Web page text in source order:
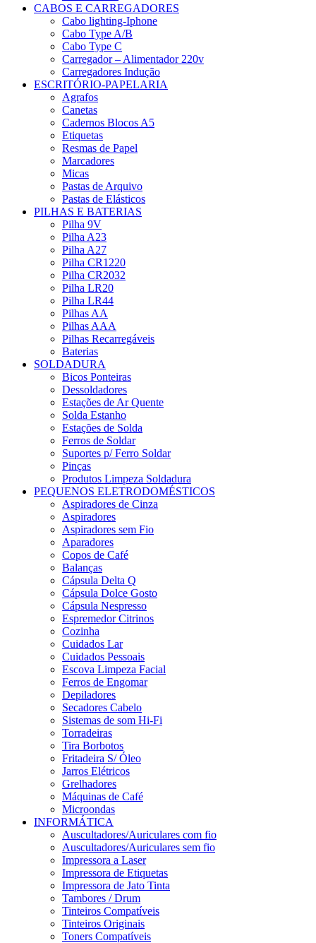
CABOS E CARREGADORES
Cabo lighting-Iphone
Cabo Type A/B
Cabo Type C
Carregador – Alimentador 220v
Carregadores Indução
ESCRITÓRIO-PAPELARIA
Agrafos
Canetas
Cadernos Blocos A5
Etiquetas
Resmas de Papel
Marcadores
Micas
Pastas de Arquivo
Pastas de Elásticos
PILHAS E BATERIAS
Pilha 9V
Pilha A23
Pilha A27
Pilha CR1220
Pilha CR2032
Pilha LR20
Pilha LR44
Pilhas AA
Pilhas AAA
Pilhas Recarregáveis
Baterias
SOLDADURA
Bicos Ponteiras
Dessoldadores
Estações de Ar Quente
Solda Estanho
Estações de Solda
Ferros de Soldar
Suportes p/ Ferro Soldar
Pinças
Produtos Limpeza Soldadura
PEQUENOS ELETRODOMÉSTICOS
Aspiradores de Cinza
Aspiradores
Aspiradores sem Fio
Aparadores
Copos de Café
Balanças
Cápsula Delta Q
Cápsula Dolce Gosto
Cápsula Nespresso
Espremedor Citrinos
Cozinha
Cuidados Lar
Cuidados Pessoais
Escova Limpeza Facial
Ferros de Engomar
Depiladores
Secadores Cabelo
Sistemas de som Hi-Fi
Torradeiras
Tira Borbotos
Fritadeira S/ Óleo
Jarros Elétricos
Grelhadores
Máquinas de Café
Microondas
INFORMÁTICA
Auscultadores/Auriculares com fio
Auscultadores/Auriculares sem fio
Impressora a Laser
Impressora de Etiquetas
Impressora de Jato Tinta
Tambores / Drum
Tinteiros Compatíveis
Tinteiros Originais
Toners Compatíveis